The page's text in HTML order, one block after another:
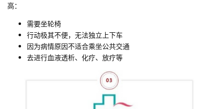
高：
需要坐轮椅
行动极其不便，无法独立上下车
因为病情原因不适合乘坐公共交通
去进行血液透析、化疗、放疗等